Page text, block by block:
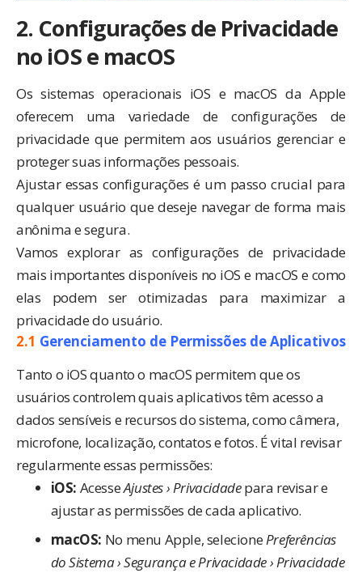
2. Configurações de Privacidade
no iOS e macOS
Os sistemas operacionais iOS e macOS da Apple
oferecem uma variedade de configurações de
privacidade que permitem aos usuários gerenciar e
proteger suas informações pessoais.
Ajustar essas configurações é um passo crucial para
qualquer usuário que deseje navegar de forma mais
anônima e segura.
Vamos explorar as configurações de privacidade
mais importantes disponíveis no iOS e macOS e como
elas podem ser otimizadas para maximizar a
privacidade do usuário.
2.1 Gerenciamento de Permissões de Aplicativos
Tanto o iOS quanto o macOS permitem que os
usuários controlem quais aplicativos têm acesso a
dados sensíveis e recursos do sistema, como câmera,
microfone, localização, contatos e fotos. É vital revisar
regularmente essas permissões:
iOS: AcesseAjustes › Privacidadepara revisar e
ajustar as permissões de cada aplicativo.
macOS: No menu Apple, selecionePreferências
do Sistema › Segurança e Privacidade › Privacidade